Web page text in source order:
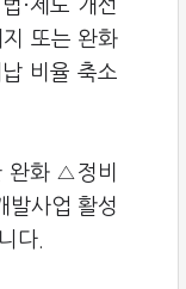
·제도 개선
또는 완화
비율 축소
완화 △정비
발사업 활성
다.